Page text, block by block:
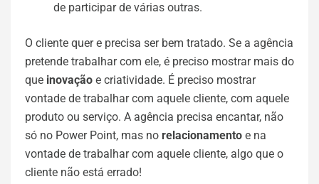
de participar de várias outras.
O cliente quer e precisa ser bem tratado. Se a agência
pretende trabalhar com ele, é preciso mostrar mais do
que inovação e criatividade. É preciso mostrar
vontade de trabalhar com aquele cliente, com aquele
produto ou serviço. A agência precisa encantar, não
só no Power Point, mas no relacionamento e na
vontade de trabalhar com aquele cliente, algo que o
cliente não está errado!